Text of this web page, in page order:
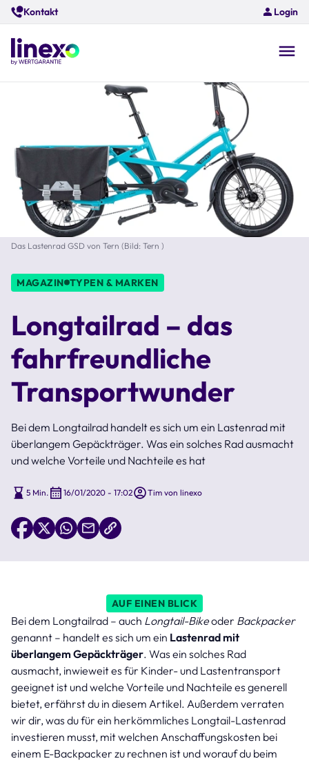
Skip
to
main
content
Kontakt Login
Das Lastenrad GSD von Tern (Bild: Tern )
MAGAZIN TYPEN & MARKEN
Longtailrad – das
fahrfreundliche
Transportwunder
Bei dem Longtailrad handelt es sich um ein Lastenrad mit
überlangem Gepäckträger. Was ein solches Rad ausmacht
und welche Vorteile und Nachteile es hat
5 Min. 16/01/2020 - 17:02 Tim von linexo
AUF EINEN BLICK
Bei dem Longtailrad – auch Longtail-Bikeoder Backpacker
genannt – handelt es sich um ein Lastenrad mit
überlangem Gepäckträger. Was ein solches Rad
ausmacht, inwieweit es für Kinder- und Lastentransport
geeignet ist und welche Vorteile und Nachteile es generell
bietet, erfährst du in diesem Artikel. Außerdem verraten
wir dir, was du für ein herkömmliches Longtail-Lastenrad
investieren musst, mit welchen Anschaffungskosten bei
einem E-Backpacker zu rechnen ist und worauf du beim